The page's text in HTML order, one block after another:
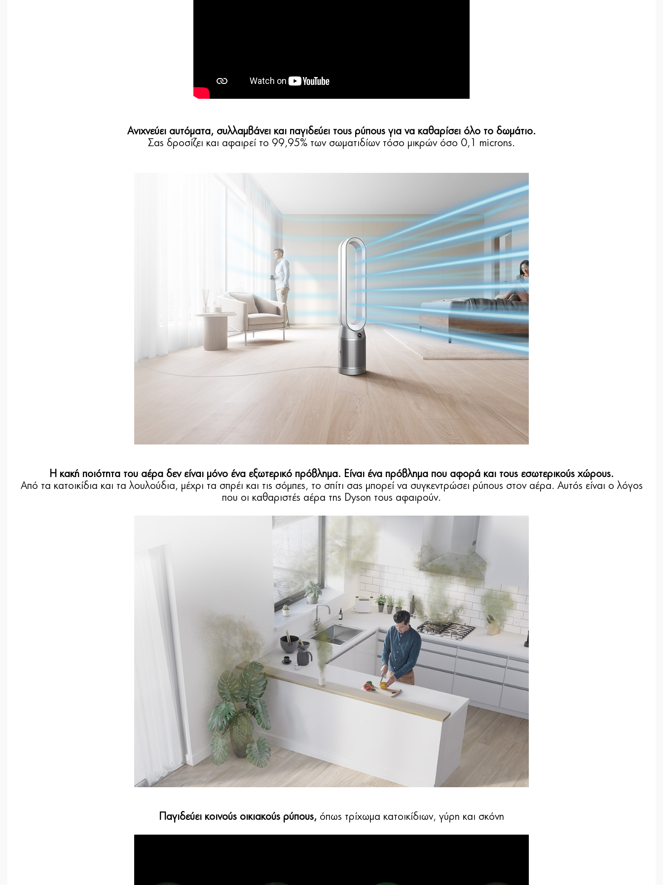
Ανιχνεύει αυτόματα, συλλαμβάνει και παγιδεύει τους ρύπους για να καθαρίσει όλο το δωμάτιο.
Σας δροσίζει και αφαιρεί το 99,95% των σωματιδίων τόσο μικρών όσο 0,1 microns.
Η κακή ποιότητα του αέρα δεν είναι μόνο ένα εξωτερικό πρόβλημα. Είναι ένα πρόβλημα που αφορά και τους εσωτερικούς χώρους.
Από τα κατοικίδια και τα λουλούδια, μέχρι τα σπρέι και τις σόμπες, το σπίτι σας μπορεί να συγκεντρώσει ρύπους στον αέρα. Αυτός είναι ο λόγος
που οι καθαριστές αέρα της Dyson τους αφαιρούν.
Παγιδεύει κοινούς οικιακούς ρύπους, όπως τρίχωμα κατοικίδιων, γύρη και σκόνη